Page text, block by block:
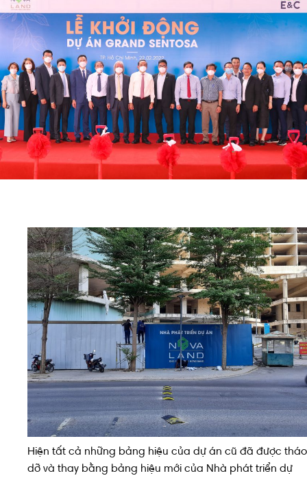
Hiện tất cả những bảng hiệu của dự án cũ đã được tháo
dỡ và thay bằng bảng hiệu mới của Nhà phát triển dự